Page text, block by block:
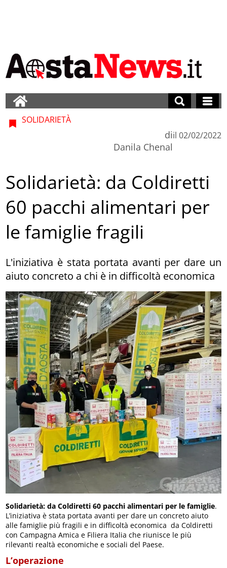
SOLIDARIETÀ
di
Danila Chenal
il 02/02/2022
Solidarietà: da Coldiretti
60 pacchi alimentari per
le famiglie fragili
L'iniziativa è stata portata avanti per dare un
aiuto concreto a chi è in difficoltà economica
Solidarietà: da Coldiretti 60 pacchi alimentari per le famiglie.
L’iniziativa è stata portata avanti per dare un concreto aiuto
alle famiglie più fragili e in difficoltà economica da Coldiretti
con Campagna Amica e Filiera Italia che riunisce le più
rilevanti realtà economiche e sociali del Paese.
L’operazione